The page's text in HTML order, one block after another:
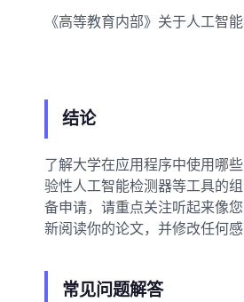
《高等教育内部》关于人工智
结论
了解大学在应用程序中使用哪
验性人工智能检测器等工具的
备申请，请重点关注听起来像
新阅读你的论文，并修改任何
常见问题解答